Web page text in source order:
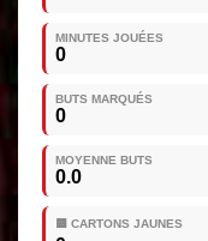
MINUTES JOUÉES
0
BUTS MARQUÉS
0
MOYENNE BUTS
0.0
🟨 CARTONS JAUNES